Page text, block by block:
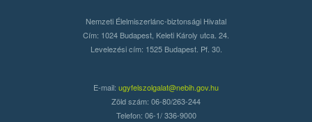
Nemzeti Élelmiszerlánc-biztonsági Hivatal
Cím: 1024 Budapest, Keleti Károly utca. 24.
Levelezési cím: 1525 Budapest. Pf. 30.
E-mail: ugyfelszolgalat@nebih.gov.hu
Zöld szám: 06-80/263-244
Telefon: 06-1/ 336-9000